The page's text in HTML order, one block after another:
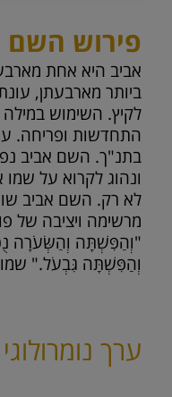
פירוש השם
אביב היא אחת
ביותר מארבעתן,
לקיץ. השימוש
התחדשות ופריחה.
בתנ"ך. השם אביב
ונהוג לקרוא על
לא רק. השם אביב
מרשימה ויציבה של
"וְהַפִּשְׁתָּה וְהַשְּׂעֹרָה
וְהַפִּשְׁתָּה גִּבְעֹל."
ערך נומרולוגי